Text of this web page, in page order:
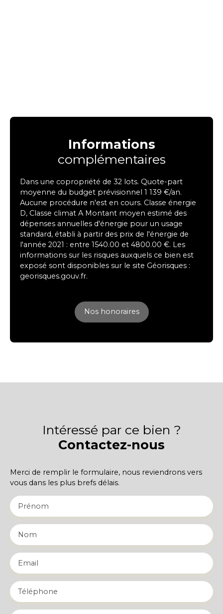
Informations
complémentaires
Dans une copropriété de 32 lots. Quote-part
moyenne du budget prévisionnel 1 139 €/an.
Aucune procédure n'est en cours. Classe énergie
D, Classe climat A Montant moyen estimé des
dépenses annuelles d'énergie pour un usage
standard, établi à partir des prix de l'énergie de
l'année 2021 : entre 1540.00 et 4800.00 €. Les
informations sur les risques auxquels ce bien est
exposé sont disponibles sur le site Géorisques :
georisques.gouv.fr.
Nos honoraires
Intéressé par ce bien ?
Contactez-nous
Merci de remplir le formulaire, nous reviendrons vers
vous dans les plus brefs délais.
Prénom
Nom
Email
Téléphone